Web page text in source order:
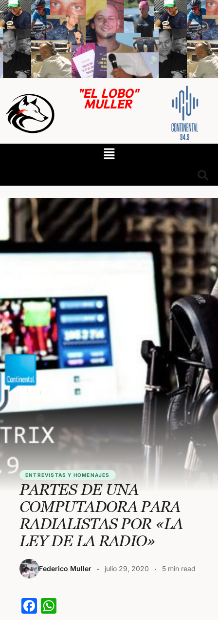
"EL LOBO"
MULLER
ENTREVISTAS Y HOMENAJES
PARTES DE UNA
COMPUTADORA PARA
RADIALISTAS POR «LA
LEY DE LA RADIO»
Federico Muller julio 29, 2020 5 min read
F